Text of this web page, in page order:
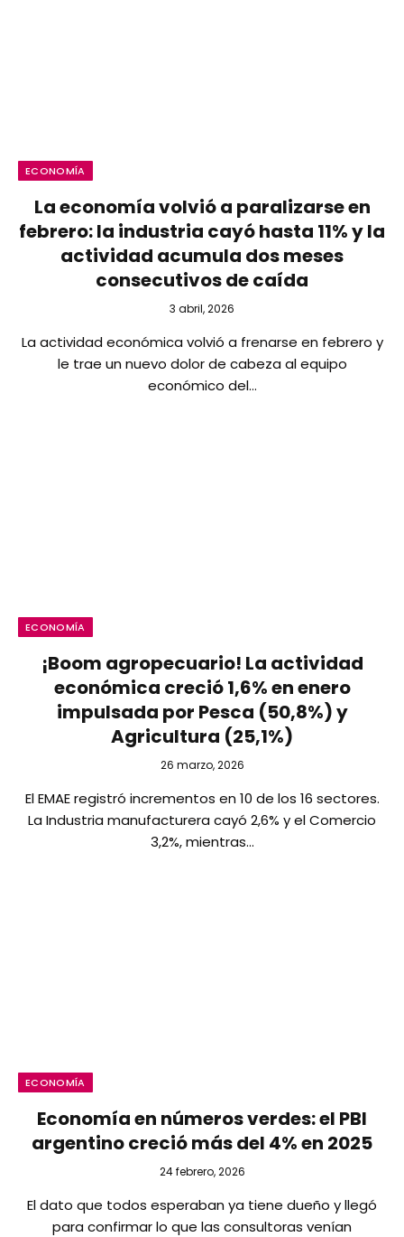
ECONOMÍA
La economía volvió a paralizarse en
febrero: la industria cayó hasta 11% y la
actividad acumula dos meses
consecutivos de caída
3 abril, 2026
La actividad económica volvió a frenarse en febrero y
le trae un nuevo dolor de cabeza al equipo
económico del…
ECONOMÍA
¡Boom agropecuario! La actividad
económica creció 1,6% en enero
impulsada por Pesca (50,8%) y
Agricultura (25,1%)
26 marzo, 2026
El EMAE registró incrementos en 10 de los 16 sectores.
La Industria manufacturera cayó 2,6% y el Comercio
3,2%, mientras…
ECONOMÍA
Economía en números verdes: el PBI
argentino creció más del 4% en 2025
24 febrero, 2026
El dato que todos esperaban ya tiene dueño y llegó
para confirmar lo que las consultoras venían